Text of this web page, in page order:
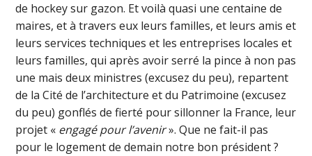
de hockey sur gazon. Et voilà quasi une centaine de
maires, et à travers eux leurs familles, et leurs amis et
leurs services techniques et les entreprises locales et
leurs familles, qui après avoir serré la pince à non pas
une mais deux ministres (excusez du peu), repartent
de la Cité de l’architecture et du Patrimoine (excusez
du peu) gonflés de fierté pour sillonner la France, leur
projet « engagé pour l’avenir». Que ne fait-il pas
pour le logement de demain notre bon président ?